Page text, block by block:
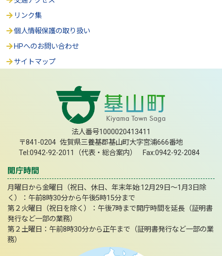
リンク集
個人情報保護の取り扱い
HPへのお問い合わせ
サイトマップ
法人番号1000020413411
〒841-0204 佐賀県三養基郡基山町大字宮浦666番地
Tel:0942-92-2011（代表・総合案内） Fax:0942-92-2084
開庁時間
月曜日から金曜日（祝日、休日、年末年始:12月29日～1月3日除
く）：午前8時30分から午後5時15分まで
第２火曜日（祝日を除く）：午後7時まで開庁時間を延長（証明書
発行など一部の業務）
第２土曜日：午前8時30分から正午まで（証明書発行など一部の業
務）